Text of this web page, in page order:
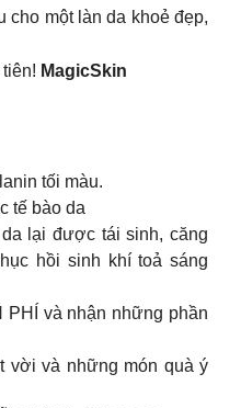
cho một làn da khoẻ đẹp,
MagicSkin
tối màu.
tế bào da
lại được tái sinh, căng
hồi sinh khí toả sáng
PHÍ và nhận những phần
vời và những món quà ý